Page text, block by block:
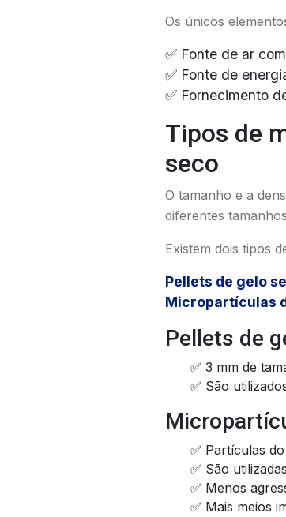
Os únicos
✅ Fonte de ar
✅ Fonte de
✅ Fornecimento
Tipos de
seco
O tamanho e a
diferentes
Existem dois tipos
Pellets de gelo
Micropartículas
Pellets de
✅ 3 mm de
✅ São
✅ Partículas
✅ São
✅ Menos
✅ Mais meios